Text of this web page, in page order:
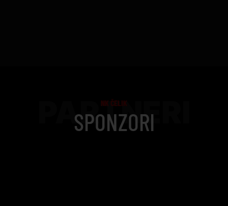
PARTNERI
NK ČELIK
SPONZORI